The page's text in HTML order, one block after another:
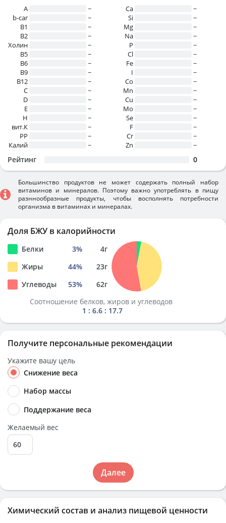
Химический состав и анализ пищевой ценности
A
~
b-car
~
В1
~
B2
~
Холин
~
B5
~
B6
~
B9
~
B12
~
C
~
D
~
E
~
H
~
вит.К
~
PP
~
Калий
~
Ca
~
Si
~
Mg
~
Na
~
P
~
Cl
~
Fe
~
I
~
Co
~
Mn
~
Cu
~
Mo
~
Se
~
F
~
Cr
~
Zn
~
Рейтинг 0
Большинство продуктов не может содержать полный набор
витаминов и минералов. Поэтому важно употреблять в пищу
разннообразные продукты, чтобы восполнять потребности
организма в витаминах и минералах.
Доля БЖУ в калорийности
Белки 3% 4г
Жиры
44% 23г
Углеводы
53% 62г
Соотношение белков, жиров и углеводов
1 : 6.6 : 17.7
Получите персональные рекомендации
Укажите вашу цель
Снижение веса
Набор массы
Поддержание веса
Желаемый вес
Далее